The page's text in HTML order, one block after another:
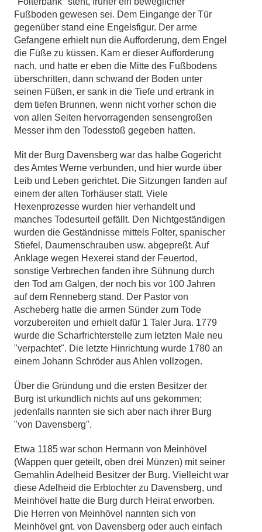
Fußboden gewesen sei. Dem Eingange der Tür
gegenüber stand eine Engelsfigur. Der arme
Gefangene erhielt nun die Aufforderung, dem Engel
die Füße zu küssen. Kam er dieser Aufforderung
nach, und hatte er eben die Mitte des Fußbodens
überschritten, dann schwand der Boden unter
seinen Füßen, er sank in die Tiefe und ertrank in
dem tiefen Brunnen, wenn nicht vorher schon die
von allen Seiten hervorragenden sensengroßen
Messer ihm den Todesstoß gegeben hatten.
Mit der Burg Davensberg war das halbe Gogericht
des Amtes Werne verbunden, und hier wurde über
Leib und Leben gerichtet. Die Sitzungen fanden auf
einem der alten Torhäuser statt. Viele
Hexenprozesse wurden hier verhandelt und
manches Todesurteil gefällt. Den Nichtgeständigen
wurden die Geständnisse mittels Folter, spanischer
Stiefel, Daumenschrauben usw. abgepreßt. Auf
Anklage wegen Hexerei stand der Feuertod,
sonstige Verbrechen fanden ihre Sühnung durch
den Tod am Galgen, der noch bis vor 100 Jahren
auf dem Renneberg stand. Der Pastor von
Ascheberg hatte die armen Sünder zum Tode
vorzubereiten und erhielt dafür 1 Taler Jura. 1779
wurde die Scharfrichterstelle zum letzten Male neu
"verpachtet". Die letzte Hinrichtung wurde 1780 an
einem Johann Schröder aus Ahlen vollzogen.
Über die Gründung und die ersten Besitzer der
Burg ist urkundlich nichts auf uns gekommen;
jedenfalls nannten sie sich aber nach ihrer Burg
"von Davensberg".
Etwa 1185 war schon Hermann von Meinhövel
(Wappen quer geteilt, oben drei Münzen) mit seiner
Gemahlin Adelheid Besitzer der Burg. Vielleicht war
diese Adelheid die Erbtochter zu Davensberg, und
Meinhövel hatte die Burg durch Heirat erworben.
Die Herren von Meinhövel nannten sich von
Meinhövel gnt. von Davensberg oder auch einfach